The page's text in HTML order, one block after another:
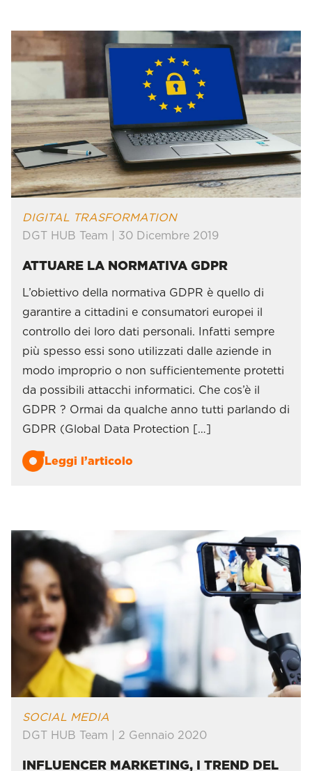
DIGITAL TRASFORMATION
DGT HUB Team | 30 Dicembre 2019
ATTUARE LA NORMATIVA GDPR
L’obiettivo della normativa GDPR è quello di
garantire a cittadini e consumatori europei il
controllo dei loro dati personali. Infatti sempre
più spesso essi sono utilizzati dalle aziende in
modo improprio o non sufficientemente protetti
da possibili attacchi informatici. Che cos’è il
GDPR ? Ormai da qualche anno tutti parlando di
GDPR (Global Data Protection […]
Leggi l’articolo
SOCIAL MEDIA
DGT HUB Team | 2 Gennaio 2020
INFLUENCER MARKETING, I TREND DEL